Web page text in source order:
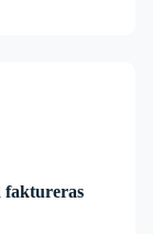
faktureras